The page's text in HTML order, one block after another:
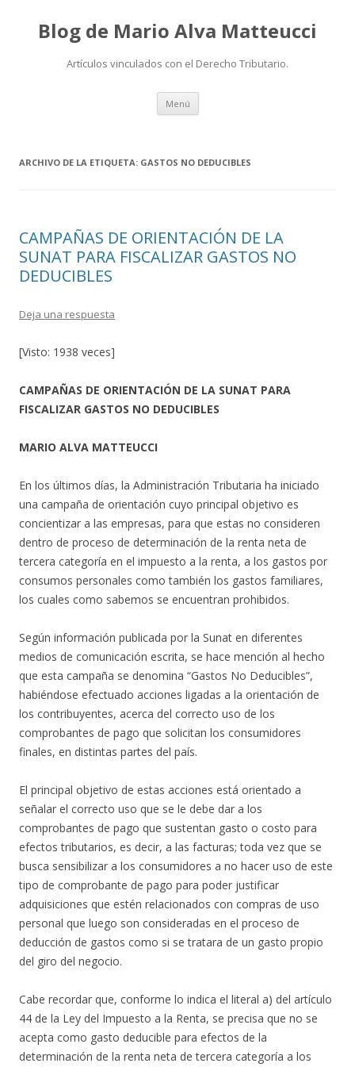
Blog de Mario Alva Matteucci
Artículos vinculados con el Derecho Tributario.
Menú Ir
contenido
ARCHIVO DE LA ETIQUETA: GASTOS NO DEDUCIBLES
CAMPAÑAS DE ORIENTACIÓN DE LA
SUNAT PARA FISCALIZAR GASTOS NO
DEDUCIBLES
Deja una respuesta
[Visto: 1938 veces]
CAMPAÑAS DE ORIENTACIÓN DE LA SUNAT PARA
FISCALIZAR GASTOS NO DEDUCIBLES
MARIO ALVA MATTEUCCI
En los últimos días, la Administración Tributaria ha iniciado
una campaña de orientación cuyo principal objetivo es
concientizar a las empresas, para que estas no consideren
dentro de proceso de determinación de la renta neta de
tercera categoría en el impuesto a la renta, a los gastos por
consumos personales como también los gastos familiares,
los cuales como sabemos se encuentran prohibidos.
Según información publicada por la Sunat en diferentes
medios de comunicación escrita, se hace mención al hecho
que esta campaña se denomina “Gastos No Deducibles”,
habiéndose efectuado acciones ligadas a la orientación de
los contribuyentes, acerca del correcto uso de los
comprobantes de pago que solicitan los consumidores
finales, en distintas partes del país.
El principal objetivo de estas acciones está orientado a
señalar el correcto uso que se le debe dar a los
comprobantes de pago que sustentan gasto o costo para
efectos tributarios, es decir, a las facturas; toda vez que se
busca sensibilizar a los consumidores a no hacer uso de este
tipo de comprobante de pago para poder justificar
adquisiciones que estén relacionados con compras de uso
personal que luego son consideradas en el proceso de
deducción de gastos como si se tratara de un gasto propio
del giro del negocio.
Cabe recordar que, conforme lo indica el literal a) del artículo
44 de la Ley del Impuesto a la Renta, se precisa que no se
acepta como gasto deducible para efectos de la
determinación de la renta neta de tercera categoría a los